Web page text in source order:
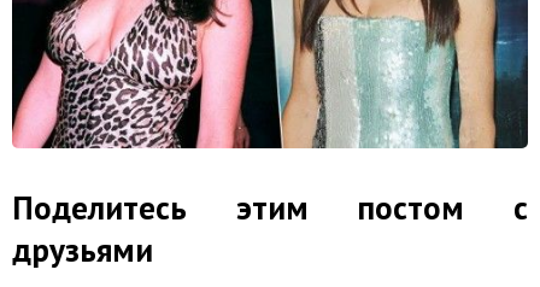
Поделитесь этим постом с
друзьями